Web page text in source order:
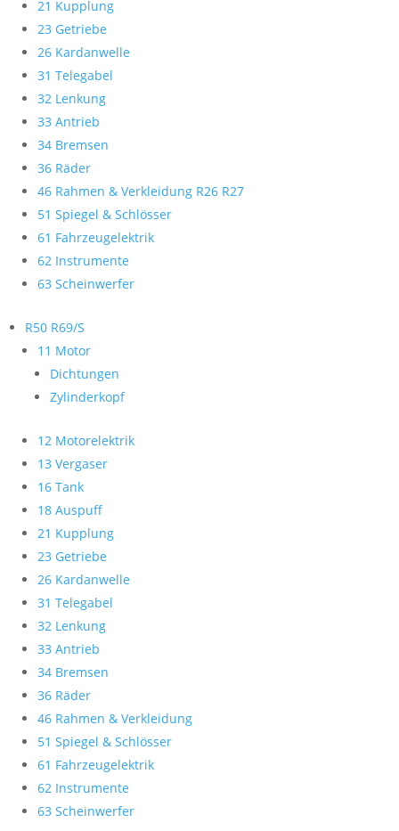
21 Kupplung
23 Getriebe
26 Kardanwelle
31 Telegabel
32 Lenkung
33 Antrieb
34 Bremsen
36 Räder
46 Rahmen & Verkleidung R26 R27
51 Spiegel & Schlösser
61 Fahrzeugelektrik
62 Instrumente
63 Scheinwerfer
R50 R69/S
11 Motor
Dichtungen
Zylinderkopf
12 Motorelektrik
13 Vergaser
16 Tank
18 Auspuff
21 Kupplung
23 Getriebe
26 Kardanwelle
31 Telegabel
32 Lenkung
33 Antrieb
34 Bremsen
36 Räder
46 Rahmen & Verkleidung
51 Spiegel & Schlösser
61 Fahrzeugelektrik
62 Instrumente
63 Scheinwerfer